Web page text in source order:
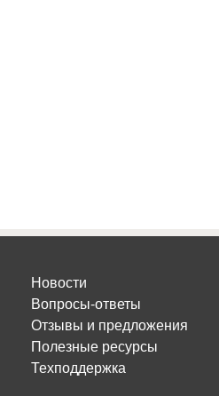
Новости
Вопросы-ответы
Отзывы и предложения
Полезные ресурсы
Техподдержка